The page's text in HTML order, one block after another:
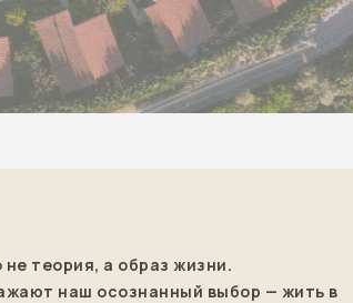
теория, а образ жизни.
наш осознанный выбор — жить в